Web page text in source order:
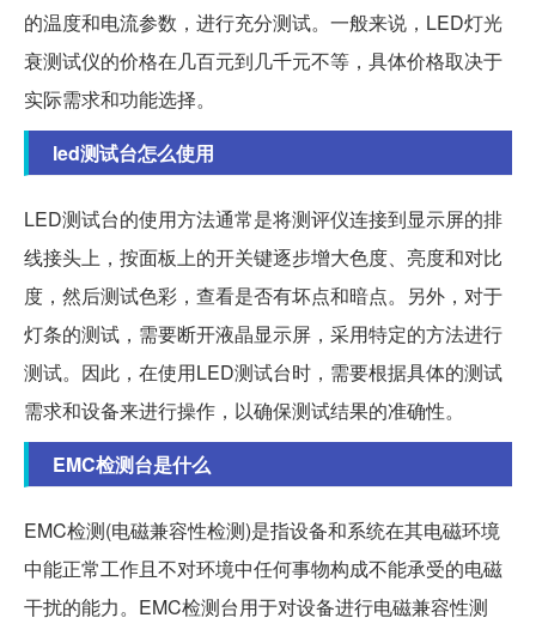
的温度和电流参数，进行充分测试。一般来说，LED灯光
衰测试仪的价格在几百元到几千元不等，具体价格取决于
实际需求和功能选择。
led测试台怎么使用
LED测试台的使用方法通常是将测评仪连接到显示屏的排
线接头上，按面板上的开关键逐步增大色度、亮度和对比
度，然后测试色彩，查看是否有坏点和暗点。另外，对于
灯条的测试，需要断开液晶显示屏，采用特定的方法进行
测试。因此，在使用LED测试台时，需要根据具体的测试
需求和设备来进行操作，以确保测试结果的准确性。
EMC检测台是什么
EMC检测(电磁兼容性检测)是指设备和系统在其电磁环境
中能正常工作且不对环境中任何事物构成不能承受的电磁
干扰的能力。EMC检测台用于对设备进行电磁兼容性测